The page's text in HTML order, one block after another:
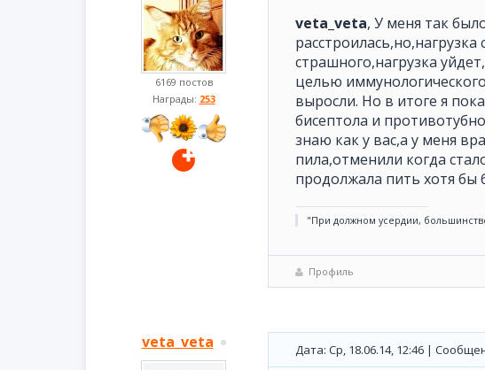
6169 постов
Награды: 253
veta_veta, У меня так
страшного,нагрузка
целью
выросли. Но в итоге я
бисептола и
знаю как у вас,а у меня
пила,отменили когда
продолжала пить хотя бы
"При должном усердии,
Профиль
veta_veta Дата: Ср, 18.06.14, 12:46 |